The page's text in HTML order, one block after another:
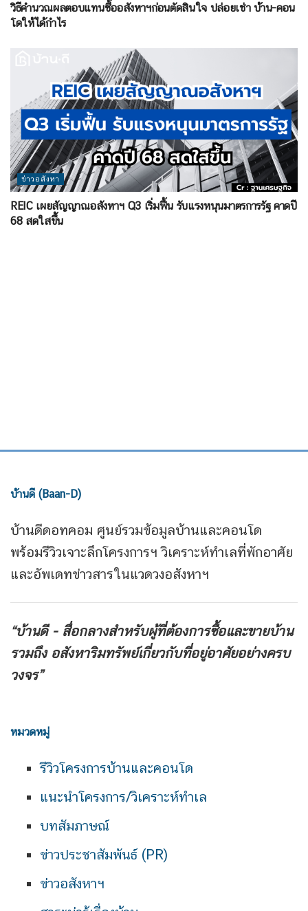
วิธีคำนวณผลตอบแทนซื้ออสังหาฯก่อนตัดสินใจ ปล่อยเช่า บ้าน-คอน
โดให้ได้กำไร
ข่าวอสังหา
REIC เผยสัญญาณอสังหาฯ Q3 เริ่มฟื้น รับแรงหนุนมาตรการรัฐ คาดปี
68 สดใสขึ้น
บ้านดี (Baan-D)
บ้านดีดอทคอม ศูนย์รวมข้อมูลบ้านและคอนโด
พร้อมรีวิวเจาะลึกโครงการฯ วิเคราะห์ทำเลที่พักอาศัย
และอัพเดทข่าวสารในแวดวงอสังหาฯ
“บ้านดี - สื่อกลางสำหรับผู้ที่ต้องการซื้อและขายบ้าน
รวมถึง อสังหาริมทรัพย์เกี่ยวกับที่อยู่อาศัยอย่างครบ
วงจร”
หมวดหมู่
รีวิวโครงการบ้านและคอนโด
แนะนำโครงการ/วิเคราะห์ทำเล
บทสัมภาษณ์
ข่าวประชาสัมพันธ์ (PR)
ข่าวอสังหาฯ